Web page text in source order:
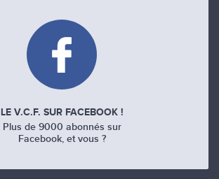
LE V.C.F. SUR FACEBOOK !
Plus de 9000 abonnés sur
Facebook, et vous ?